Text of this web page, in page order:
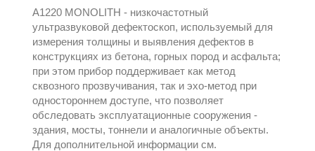
А1220 MONOLITH - низкочастотный
ультразвуковой дефектоскоп, используемый для
измерения толщины и выявления дефектов в
конструкциях из бетона, горных пород и асфальта;
при этом прибор поддерживает как метод
сквозного прозвучивания, так и эхо-метод при
одностороннем доступе, что позволяет
обследовать эксплуатационные сооружения -
здания, мосты, тоннели и аналогичные объекты.
Для дополнительной информации см.